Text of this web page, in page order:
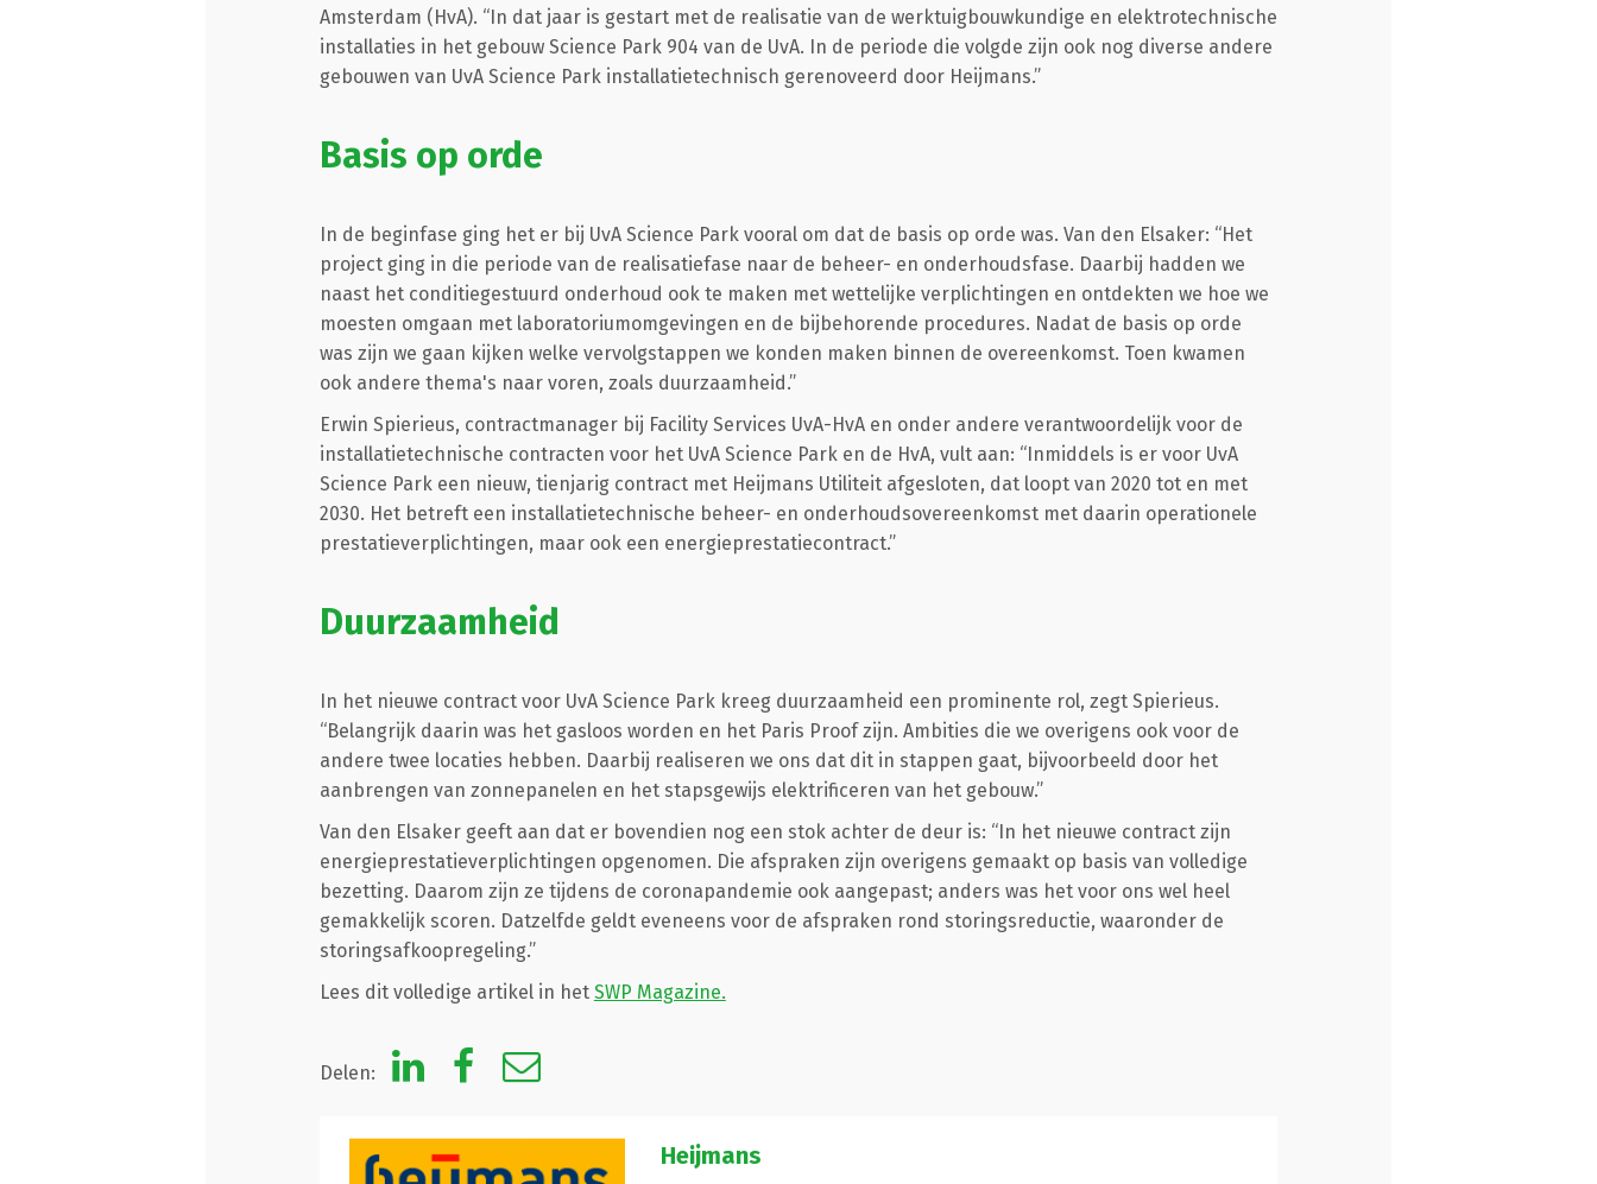
Amsterdam (HvA). “In dat jaar is gestart met de realisatie van de werktuigbouwkundige en elektrotechnische
installaties in het gebouw Science Park 904 van de UvA. In de periode die volgde zijn ook nog diverse andere
gebouwen van UvA Science Park installatietechnisch gerenoveerd door Heijmans.”
Basis op orde
In de beginfase ging het er bij UvA Science Park vooral om dat de basis op orde was. Van den Elsaker: “Het
project ging in die periode van de realisatiefase naar de beheer- en onderhoudsfase. Daarbij hadden we
naast het conditiegestuurd onderhoud ook te maken met wettelijke verplichtingen en ontdekten we hoe we
moesten omgaan met laboratoriumomgevingen en de bijbehorende procedures. Nadat de basis op orde
was zijn we gaan kijken welke vervolgstappen we konden maken binnen de overeenkomst. Toen kwamen
ook andere thema's naar voren, zoals duurzaamheid.”
Erwin Spierieus, contractmanager bij Facility Services UvA-HvA en onder andere verantwoordelijk voor de
installatietechnische contracten voor het UvA Science Park en de HvA, vult aan: “Inmiddels is er voor UvA
Science Park een nieuw, tienjarig contract met Heijmans Utiliteit afgesloten, dat loopt van 2020 tot en met
2030. Het betreft een installatietechnische beheer- en onderhoudsovereenkomst met daarin operationele
prestatieverplichtingen, maar ook een energieprestatiecontract.”
Duurzaamheid
In het nieuwe contract voor UvA Science Park kreeg duurzaamheid een prominente rol, zegt Spierieus.
“Belangrijk daarin was het gasloos worden en het Paris Proof zijn. Ambities die we overigens ook voor de
andere twee locaties hebben. Daarbij realiseren we ons dat dit in stappen gaat, bijvoorbeeld door het
aanbrengen van zonnepanelen en het stapsgewijs elektrificeren van het gebouw.”
Van den Elsaker geeft aan dat er bovendien nog een stok achter de deur is: “In het nieuwe contract zijn
energieprestatieverplichtingen opgenomen. Die afspraken zijn overigens gemaakt op basis van volledige
bezetting. Daarom zijn ze tijdens de coronapandemie ook aangepast; anders was het voor ons wel heel
gemakkelijk scoren. Datzelfde geldt eveneens voor de afspraken rond storingsreductie, waaronder de
storingsafkoopregeling.”
Lees dit volledige artikel in het SWP Magazine.
Delen:
Heijmans